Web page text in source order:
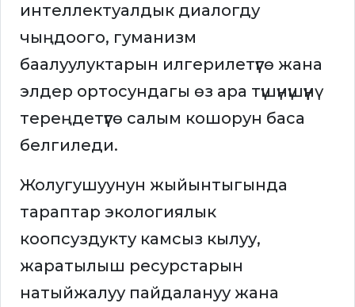
интеллектуалдык диалогду
чыңдоого, гуманизм
баалуулуктарын илгерилетүүгө жана
элдер ортосундагы өз ара түшүнүшүүнү
тереңдетүүгө салым кошорун баса
белгиледи.
Жолугушуунун жыйынтыгында
тараптар экологиялык
коопсуздукту камсыз кылуу,
жаратылыш ресурстарын
натыйжалуу пайдалануу жана